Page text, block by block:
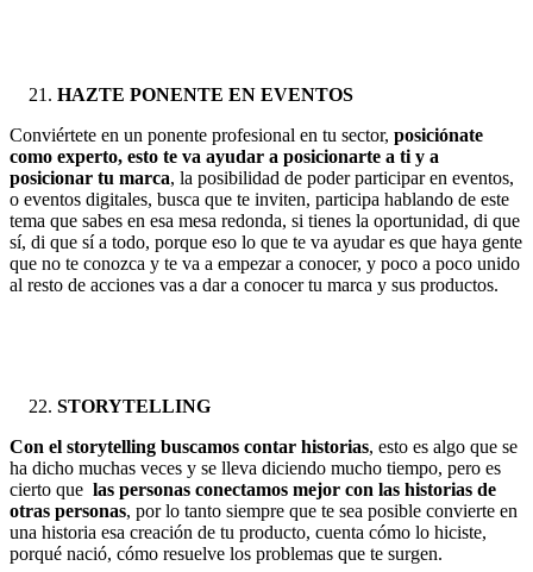
HAZTE PONENTE EN EVENTOS
Conviértete en un ponente profesional en tu sector, posiciónate
como experto, esto te va ayudar a posicionarte a ti y a
posicionar tu marca, la posibilidad de poder participar en eventos,
o eventos digitales, busca que te inviten, participa hablando de este
tema que sabes en esa mesa redonda, si tienes la oportunidad, di que
sí, di que sí a todo, porque eso lo que te va ayudar es que haya gente
que no te conozca y te va a empezar a conocer, y poco a poco unido
al resto de acciones vas a dar a conocer tu marca y sus productos.
STORYTELLING
Con el storytelling buscamos contar historias, esto es algo que se
ha dicho muchas veces y se lleva diciendo mucho tiempo, pero es
cierto que las personas conectamos mejor con las historias de
otras personas, por lo tanto siempre que te sea posible convierte en
una historia esa creación de tu producto, cuenta cómo lo hiciste,
porqué nació, cómo resuelve los problemas que te surgen.